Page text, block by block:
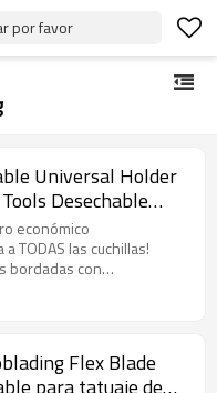
por favor
Universal Holder
Desechable
económico
TODAS las cuchillas!
bordadas con
Flex Blade
para tatuaje de